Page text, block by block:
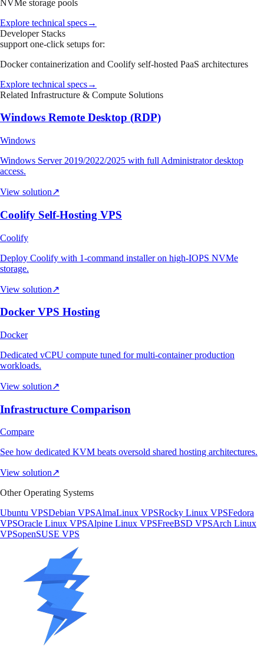
NVMe storage pools
Explore technical specs→
Developer Stacks
support one-click setups for:
Docker containerization and Coolify self-hosted PaaS architectures
Explore technical specs→
Related Infrastructure & Compute Solutions
Windows Remote Desktop (RDP)
Windows
Windows Server 2019/2022/2025 with full Administrator desktop
access.
View solution↗
Coolify Self-Hosting VPS
Coolify
Deploy Coolify with 1-command installer on high-IOPS NVMe
storage.
View solution↗
Docker VPS Hosting
Docker
Dedicated vCPU compute tuned for multi-container production
workloads.
View solution↗
Infrastructure Comparison
Compare
See how dedicated KVM beats oversold shared hosting architectures.
View solution↗
Other Operating Systems
Ubuntu VPSDebian VPSAlmaLinux VPSRocky Linux VPSFedora
VPSOracle Linux VPSAlpine Linux VPSFreeBSD VPSArch Linux
VPSopenSUSE VPS